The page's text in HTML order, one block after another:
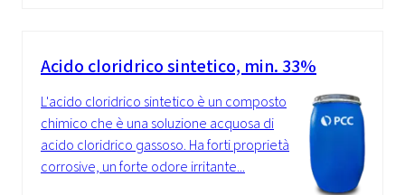
Acido cloridrico sintetico, min. 33%
L'acido cloridrico sintetico è un composto
chimico che è una soluzione acquosa di
acido cloridrico gassoso. Ha forti proprietà
corrosive, un forte odore irritante...